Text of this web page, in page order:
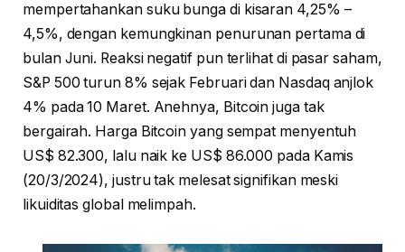
mempertahankan suku bunga di kisaran 4,25% –
4,5%, dengan kemungkinan penurunan pertama di
bulan Juni. Reaksi negatif pun terlihat di pasar saham,
S&P 500 turun 8% sejak Februari dan Nasdaq anjlok
4% pada 10 Maret. Anehnya, Bitcoin juga tak
bergairah. Harga Bitcoin yang sempat menyentuh
US$ 82.300, lalu naik ke US$ 86.000 pada Kamis
(20/3/2024), justru tak melesat signifikan meski
likuiditas global melimpah.